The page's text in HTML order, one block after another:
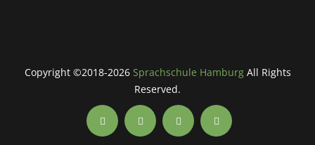
Copyright ©2018-2026 Sprachschule HamburgAll Rights
Reserved.